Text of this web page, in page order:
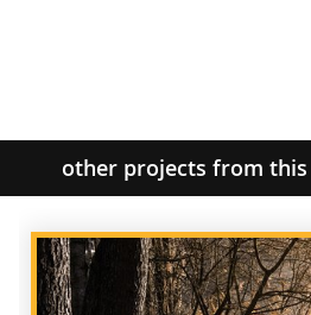
other projects from